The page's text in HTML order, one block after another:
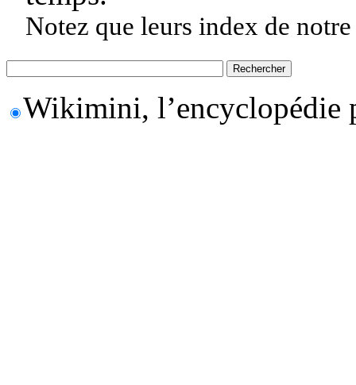
Notez que leurs index de
Wikimini, l’encyclopédie